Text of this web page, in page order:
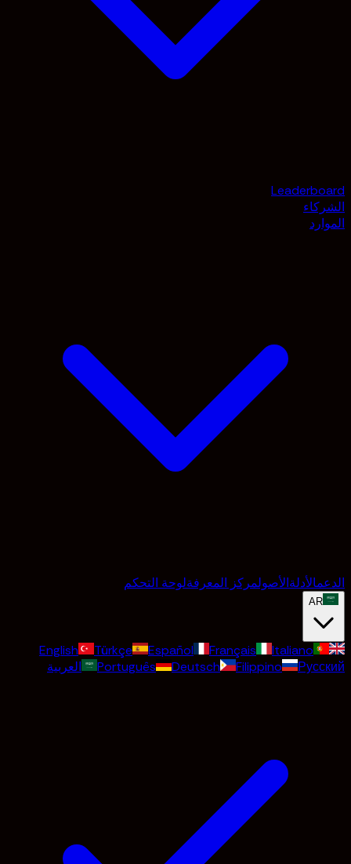
Leaderboard
الشركاء
الموارد
الدعمالأدلةالأصولمركز المعرفةلوحة التحكم
AR
English Türkçe Español Français
Italiano
Português
Deutsch Filippino Русский العربية